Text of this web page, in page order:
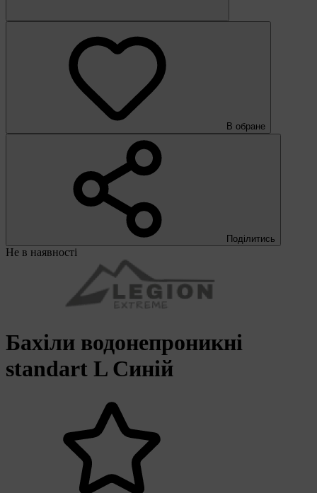
В обране
Поділитись
Не в наявності
Бахіли водонепроникні
standart L Синій